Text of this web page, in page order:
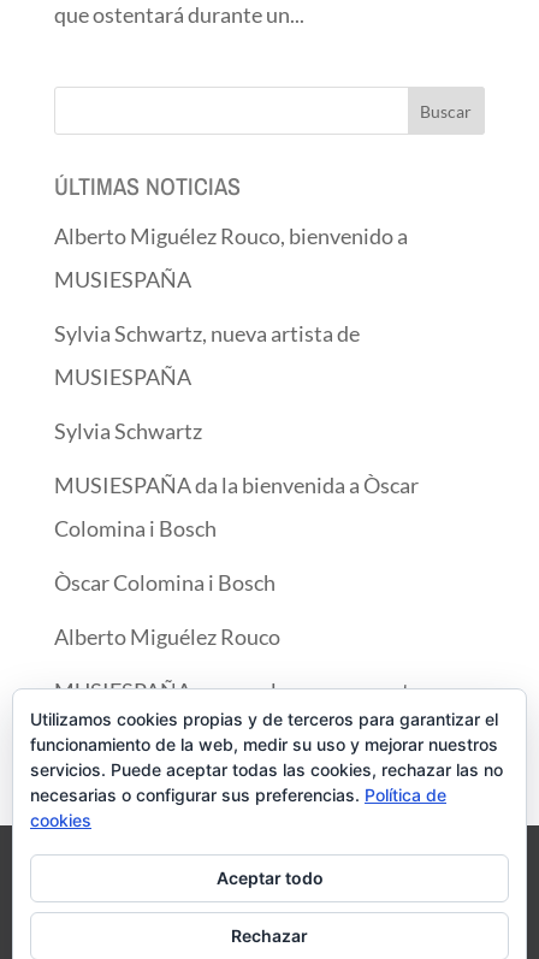
que ostentará durante un...
ÚLTIMAS NOTICIAS
Alberto Miguélez Rouco, bienvenido a
MUSIESPAÑA
Sylvia Schwartz, nueva artista de
MUSIESPAÑA
Sylvia Schwartz
MUSIESPAÑA da la bienvenida a Òscar
Colomina i Bosch
Òscar Colomina i Bosch
Alberto Miguélez Rouco
MUSIESPAÑA se complace en presentar a
Diana Tishchenko
© MUSIESPAÑA 2020. Todos los derechos
Utilizamos cookies propias y de terceros para garantizar el
funcionamiento de la web, medir su uso y mejorar nuestros
servicios. Puede aceptar todas las cookies, rechazar las no
necesarias o configurar sus preferencias. Política de
cookies
Aceptar todo
Rechazar